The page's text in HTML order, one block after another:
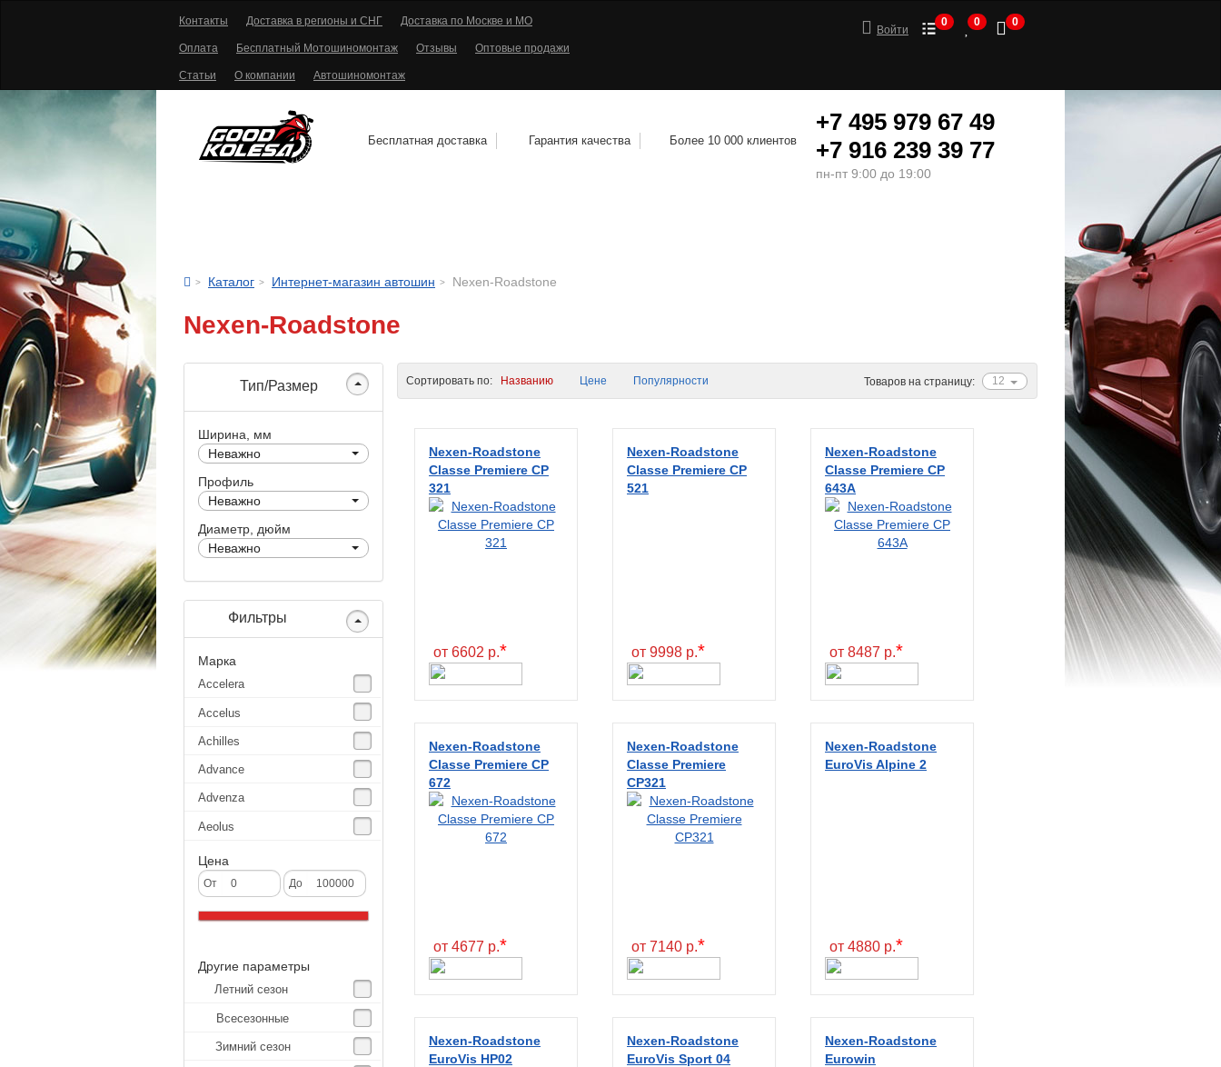
Контакты Доставка в регионы и СНГ Доставка по Москве и МО
Оплата Бесплатный Мотошиномонтаж Отзывы Оптовые продажи
Статьи О компании Автошиномонтаж
Войти
0 0 0
Бесплатная доставка Гарантия качества Более 10 000 клиентов
+7 495 979 67 49
+7 916 239 39 77
пн-пт 9:00 до 19:00
Каталог Интернет-магазин автошин Nexen-Roadstone
Nexen-Roadstone
Тип/Размер
Ширина, мм
Неважно
Профиль
Неважно
Диаметр, дюйм
Неважно
Фильтры
Марка
Accelera
Accelus
Achilles
Advance
Advenza
Aeolus
Agate
Agrica
Alliance
Altura
Amberstone
Amtel
Anjie
Цена
От До
Другие параметры
Летний сезон
Всесезонные
Зимний сезон
12
Товаров на страницу:
Сортировать по: Названию Цене Популярности
Nexen-Roadstone
Classe Premiere CP
321
от 6602 р.*
Nexen-Roadstone
Classe Premiere CP
521
от 9998 р.*
Nexen-Roadstone
Classe Premiere CP
643A
от 8487 р.*
Nexen-Roadstone
Classe Premiere CP
672
от 4677 р.*
Nexen-Roadstone
Classe Premiere
CP321
от 7140 р.*
Nexen-Roadstone
EuroVis Alpine 2
от 4880 р.*
Nexen-Roadstone
EuroVis HP02
Nexen-Roadstone
EuroVis Sport 04
Nexen-Roadstone
Eurowin